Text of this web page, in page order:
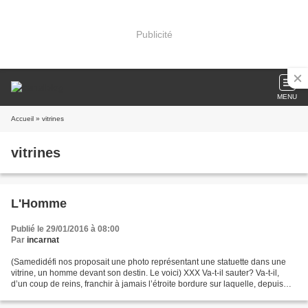
Publicité
MENU
Accueil » vitrines
vitrines
L'Homme
Publié le 29/01/2016 à 08:00
Par incarnat
(Samedidéfi nos proposait une photo représentant une statuette dans une
vitrine, un homme devant son destin. Le voici) XXX Va-t-il sauter? Va-t-il,
d’un coup de reins, franchir à jamais l’étroite bordure sur laquelle, depuis